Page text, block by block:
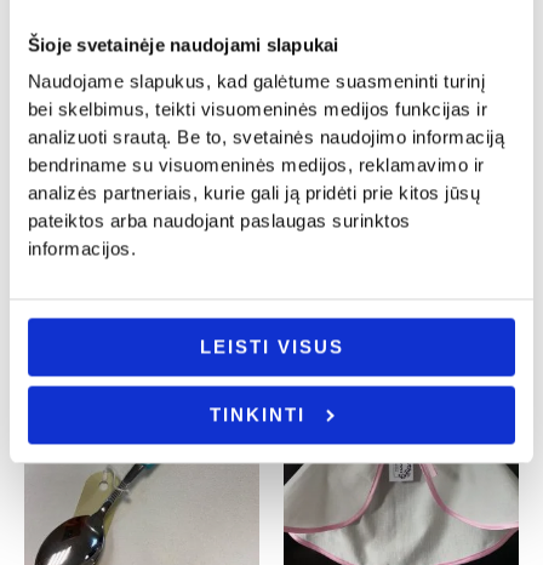
Šioje svetainėje naudojami slapukai
Naudojame slapukus, kad galėtume suasmeninti turinį
bei skelbimus, teikti visuomeninės medijos funkcijas ir
analizuoti srautą. Be to, svetainės naudojimo informaciją
bendriname su visuomeninės medijos, reklamavimo ir
analizės partneriais, kurie gali ją pridėti prie kitos jūsų
pateiktos arba naudojant paslaugas surinktos
informacijos.
LEISTI VISUS
TINKINTI
Krikštynos
Siuvinėtas rankšluostis „Krikšto
mamytei”
14.00€
- PASIRINKITE
Krikštynos
Balta suknelė su rankine
32.00 €19.00€